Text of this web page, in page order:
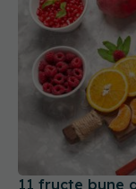
11 fructe bune
foame mai
17 mar 2026, 18:31